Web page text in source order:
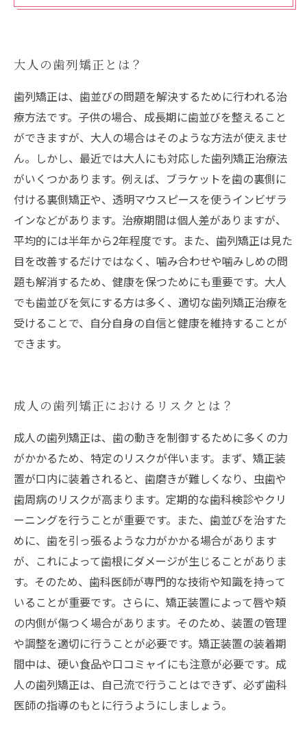
大人の歯列矯正とは？
歯列矯正は、歯並びの問題を解決するために行われる治
療方法です。子供の場合、成長期に歯並びを整えること
ができますが、大人の場合はそのような方法が使えませ
ん。しかし、最近では大人にも対応した歯列矯正治療法
がいくつかあります。例えば、ブラケットを歯の裏側に
付ける裏側矯正や、透明マウスピースを使うインビザラ
インなどがあります。治療期間は個人差がありますが、
平均的には半年から2年程度です。また、歯列矯正は見た
目を改善するだけではなく、噛み合わせや噛みしめの問
題も解消するため、健康を保つためにも重要です。大人
でも歯並びを気にする方は多く、適切な歯列矯正治療を
受けることで、自分自身の自信と健康を維持することが
できます。
成人の歯列矯正におけるリスクとは？
成人の歯列矯正は、歯の動きを制御するために多くの力
がかかるため、特定のリスクが伴います。まず、矯正装
置が口内に装着されると、歯磨きが難しくなり、虫歯や
歯周病のリスクが高まります。定期的な歯科検診やクリ
ーニングを行うことが重要です。また、歯並びを治すた
めに、歯を引っ張るような力がかかる場合があります
が、これによって歯根にダメージが生じることがありま
す。そのため、歯科医師が専門的な技術や知識を持って
いることが重要です。さらに、矯正装置によって唇や頬
の内側が傷つく場合があります。そのため、装置の管理
や調整を適切に行うことが必要です。矯正装置の装着期
間中は、硬い食品や口コミャイにも注意が必要です。成
人の歯列矯正は、自己流で行うことはできず、必ず歯科
医師の指導のもとに行うようにしましょう。